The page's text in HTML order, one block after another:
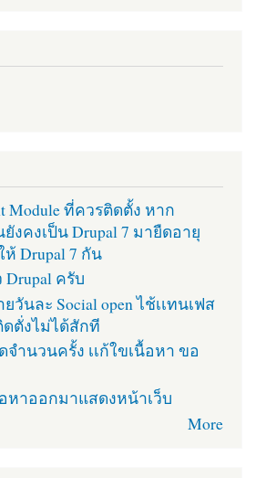
Module ที่ควรติดตั้ง หาก
งคงเป็น Drupal 7 มายืดอายุ
Drupal 7 กัน
ครับ
นละ Social open ไช้เเทนเฟส
ตั่งไม่ได้สักที
ำนวนครั้ง เเก้ใขเนื้อหา ขอ
หาออกมาแสดงหน้าเว็บ
More